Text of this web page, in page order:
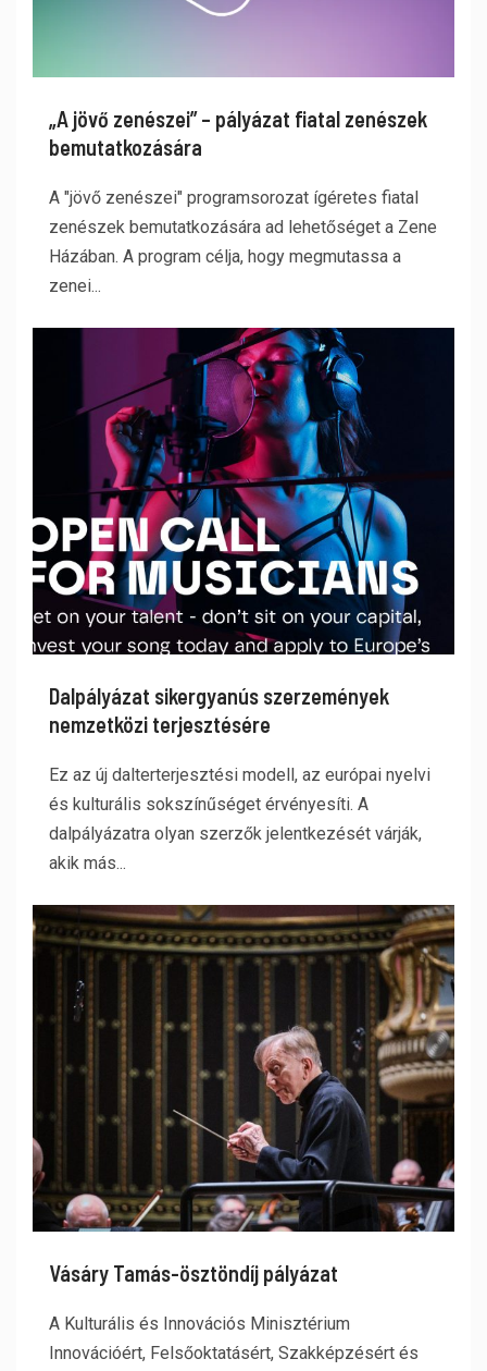
„A jövő zenészei” – pályázat fiatal zenészek
bemutatkozására
A "jövő zenészei" programsorozat ígéretes fiatal
zenészek bemutatkozására ad lehetőséget a Zene
Házában. A program célja, hogy megmutassa a
zenei...
Dalpályázat sikergyanús szerzemények
nemzetközi terjesztésére
Ez az új dalterterjesztési modell, az európai nyelvi
és kulturális sokszínűséget érvényesíti. A
dalpályázatra olyan szerzők jelentkezését várják,
akik más...
Vásáry Tamás-ösztöndíj pályázat
A Kulturális és Innovációs Minisztérium
Innovációért, Felsőoktatásért, Szakképzésért és